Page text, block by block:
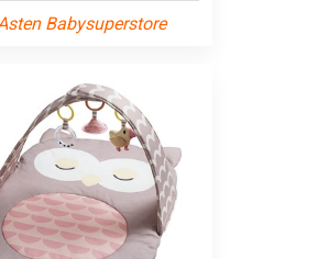
Babysuperstore